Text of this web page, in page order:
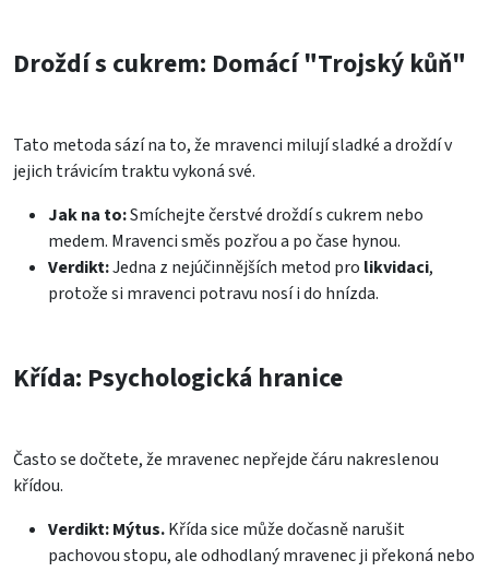
Droždí s cukrem: Domácí "Trojský kůň"
Tato metoda sází na to, že mravenci milují sladké a droždí v
jejich trávicím traktu vykoná své.
Jak na to:Smíchejte čerstvé droždí s cukrem nebo
medem. Mravenci směs pozřou a po čase hynou.
Verdikt:Jedna z nejúčinnějších metod pro likvidaci,
protože si mravenci potravu nosí i do hnízda.
Křída: Psychologická hranice
Často se dočtete, že mravenec nepřejde čáru nakreslenou
křídou.
Verdikt:Mýtus.Křída sice může dočasně narušit
pachovou stopu, ale odhodlaný mravenec ji překoná nebo